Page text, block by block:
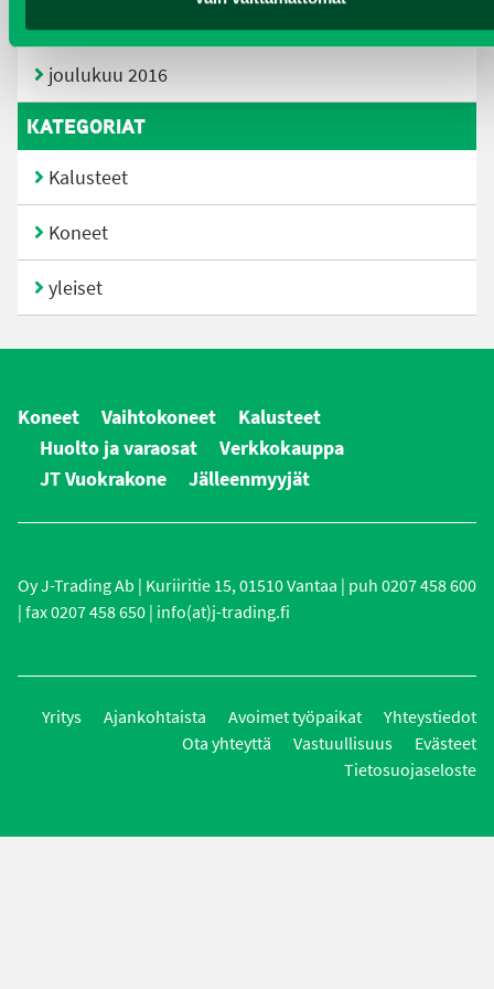
joulukuu 2016
KATEGORIAT
Kalusteet
Koneet
yleiset
Koneet Vaihtokoneet
Kalusteet
Huolto ja varaosat
Verkkokauppa
JT Vuokrakone
Jälleenmyyjät
Oy J-Trading Ab | Kuriiritie 15, 01510 Vantaa | puh 0207 458 600
| fax 0207 458 650 | info(at)j-trading.fi
Yritys Ajankohtaista Avoimet työpaikat
Yhteystiedot
Ota yhteyttä
Vastuullisuus
Evästeet
Tietosuojaseloste